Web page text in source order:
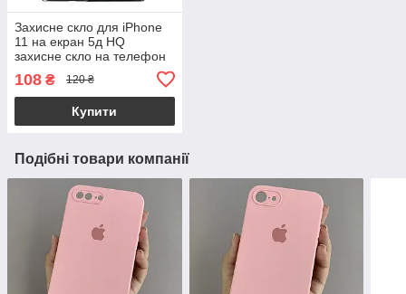
Захисне скло для iPhone
11 на екран 5д HQ
захисне скло на телефон
108 ₴ 120 ₴
Купити
Подібні товари компанії